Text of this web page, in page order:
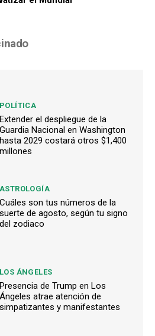
POLÍTICA
Extender el despliegue de la
Guardia Nacional en Washington
hasta 2029 costará otros $1,400
millones
ASTROLOGÍA
Cuáles son tus números de la
suerte de agosto, según tu signo
del zodiaco
LOS ÁNGELES
Presencia de Trump en Los
Ángeles atrae atención de
simpatizantes y manifestantes